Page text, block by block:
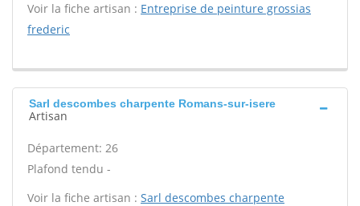
Voir la fiche artisan : Entreprise de peinture grossias
frederic
Sarl descombes charpente Romans-sur-isere
Artisan
Département: 26
Plafond tendu -
Voir la fiche artisan : Sarl descombes charpente